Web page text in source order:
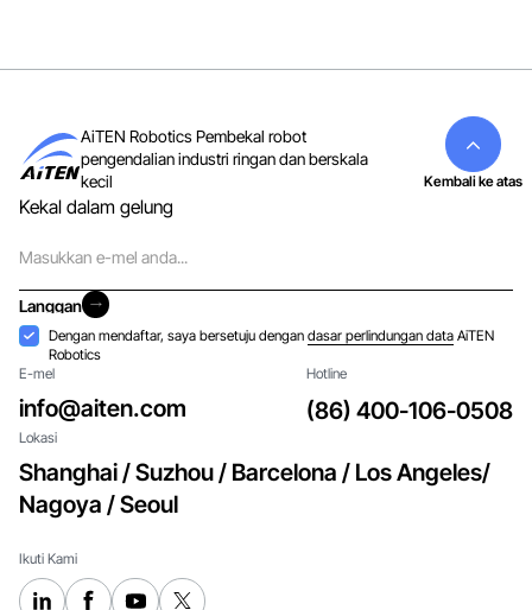
AiTEN Robotics Pembekal robot
pengendalian industri ringan dan berskala
kecil
Kekal dalam gelung
mel
Langgan
Langgan
Penerimaan
Dengan mendaftar, saya bersetuju dengan dasar perlindungan dataAiTEN
Robotics
E-mel
info@aiten.com
Hotline
(86) 400-106-0508
Lokasi
Shanghai / Suzhou / Barcelona / Los Angeles/
Nagoya / Seoul
Ikuti Kami
Kembali ke atas